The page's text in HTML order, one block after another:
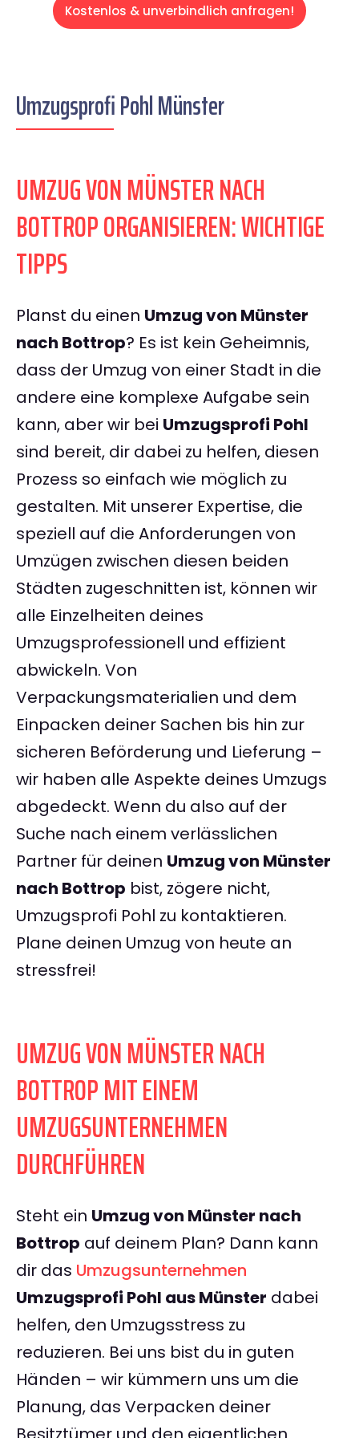
Kostenlos & unverbindlich anfragen!
Umzugsprofi Pohl Münster
UMZUG VON MÜNSTER NACH
BOTTROP ORGANISIEREN: WICHTIGE
TIPPS
Planst du einen Umzug von Münster
nach Bottrop? Es ist kein Geheimnis,
dass der Umzug von einer Stadt in die
andere eine komplexe Aufgabe sein
kann, aber wir bei Umzugsprofi Pohl
sind bereit, dir dabei zu helfen, diesen
Prozess so einfach wie möglich zu
gestalten. Mit unserer Expertise, die
speziell auf die Anforderungen von
Umzügen zwischen diesen beiden
Städten zugeschnitten ist, können wir
alle Einzelheiten deines
Umzugsprofessionell und effizient
abwickeln. Von
Verpackungsmaterialien und dem
Einpacken deiner Sachen bis hin zur
sicheren Beförderung und Lieferung –
wir haben alle Aspekte deines Umzugs
abgedeckt. Wenn du also auf der
Suche nach einem verlässlichen
Partner für deinen Umzug von Münster
nach Bottrop bist, zögere nicht,
Umzugsprofi Pohl zu kontaktieren.
Plane deinen Umzug von heute an
stressfrei!
UMZUG VON MÜNSTER NACH
BOTTROP MIT EINEM
UMZUGSUNTERNEHMEN
DURCHFÜHREN
Steht ein Umzug von Münster nach
Bottrop auf deinem Plan? Dann kann
dir das Umzugsunternehmen
Umzugsprofi Pohl aus Münster dabei
helfen, den Umzugsstress zu
reduzieren. Bei uns bist du in guten
Händen – wir kümmern uns um die
Planung, das Verpacken deiner